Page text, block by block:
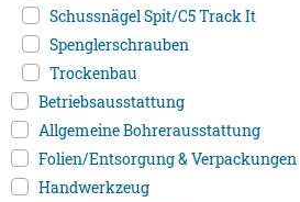
Schussnägel Spit/C5 Track It
Spenglerschrauben
Trockenbau
Betriebsausstattung
Allgemeine Bohrerausstattung
Folien/Entsorgung & Verpackungen
Handwerkzeug